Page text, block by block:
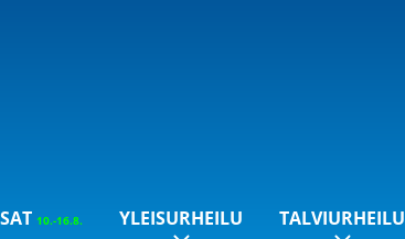
10.-16.8. YLEISURHEILU TALVIURHEILU